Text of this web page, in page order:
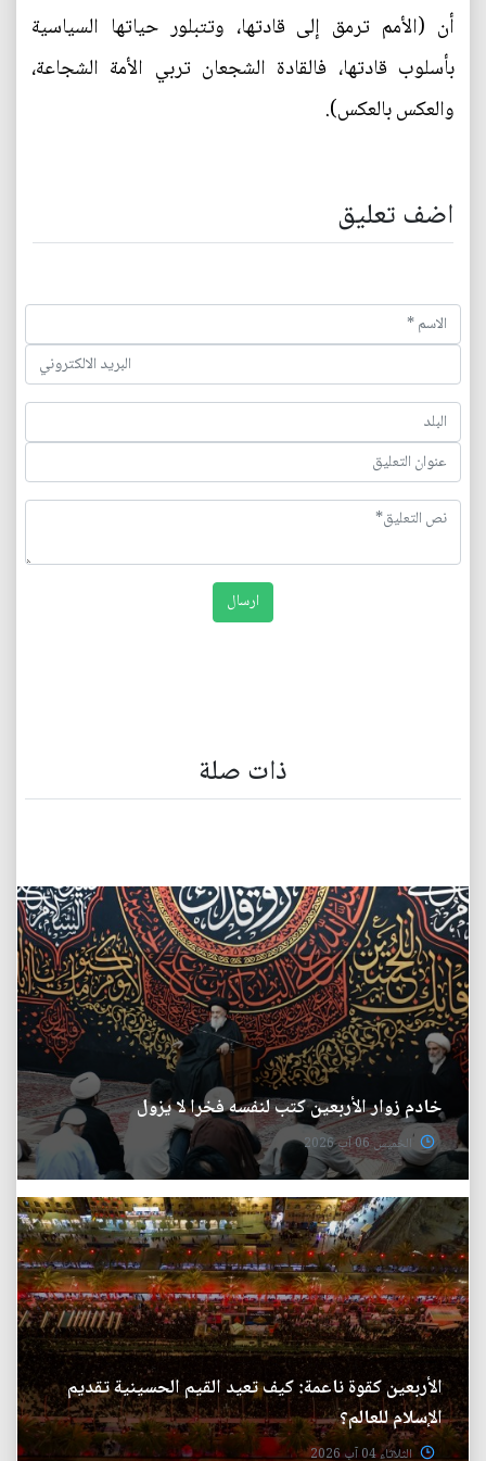
أن (الأمم ترمق إلى قادتها، وتتبلور حياتها السياسية
بأسلوب قادتها، فالقادة الشجعان تربي الأمة الشجاعة،
والعكس بالعكس).
اضف تعليق
ذات صلة
خادم زوار الأربعين كتب لنفسه فخرا لا يزول
الخميس 06 آب 2026
الأربعين كقوة ناعمة: كيف تعيد القيم الحسينية تقديم
الإسلام للعالم؟
الثلاثاء 04 آب 2026